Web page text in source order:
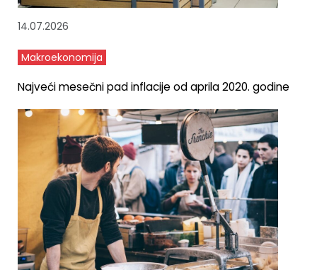
14.07.2026
Makroekonomija
Najveći mesečni pad inflacije od aprila 2020. godine